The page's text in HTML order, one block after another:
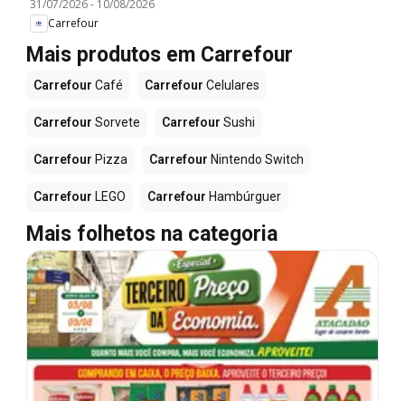
31/07/2026- 10/08/2026
Carrefour
Mais produtos em Carrefour
Carrefour Café Carrefour Celulares
Carrefour Sorvete Carrefour Sushi
Carrefour Pizza Carrefour Nintendo Switch
Carrefour LEGO Carrefour Hambúrguer
Mais folhetos na categoria